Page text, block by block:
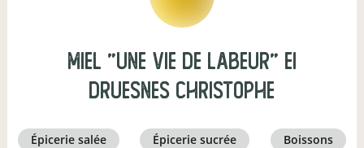
MIEL "UNE VIE DE LABEUR" EI
DRUESNES CHRISTOPHE
épicerie salée épicerie sucrée boissons